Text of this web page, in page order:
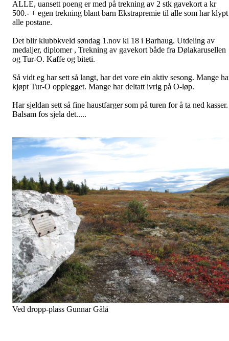
Haust
Del
O-sesongen er over
Postet avTormod Skilagden30. sep 2015
Tur-O kassene er henta inn att. Ein aktiv sesong er over. Nå står det
att og gjera opp status.
Oppfordrer ALLE som har klyppekort til å levere dei inn, seinast
15.oktober.